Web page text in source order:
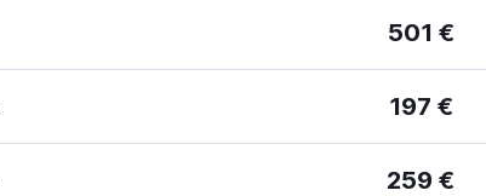
501 €
197 €
259 €